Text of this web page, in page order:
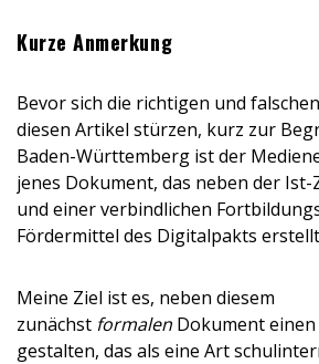
Kurze Anmerkung
Bevor sich die richtigen und
diesen Artikel stürzen, kurz zur
Baden-Württemberg ist der
jenes Dokument, das neben der Ist-
und einer verbindlichen
Fördermittel des Digitalpakts
Meine Ziel ist es, neben diesem
zunächst formalen Dokument
gestalten, das als eine Art